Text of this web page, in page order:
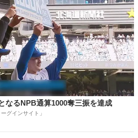
なるNPB通算1000奪三振を達成
グインサイト」